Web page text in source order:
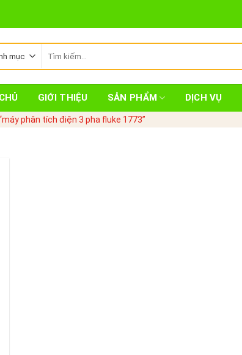
kiếm:
GIỚI THIỆU SẢN PHẨM DỊCH VỤ
phân tích điện 3 pha fluke 1773”